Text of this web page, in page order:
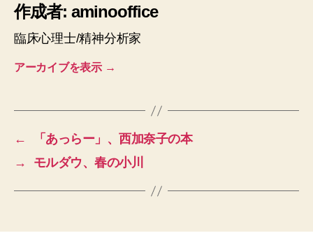
作成者: aminooffice
臨床心理士/精神分析家
アーカイブを表示 →
←
「あっらー」、西加奈子の本
→
モルダウ、春の小川